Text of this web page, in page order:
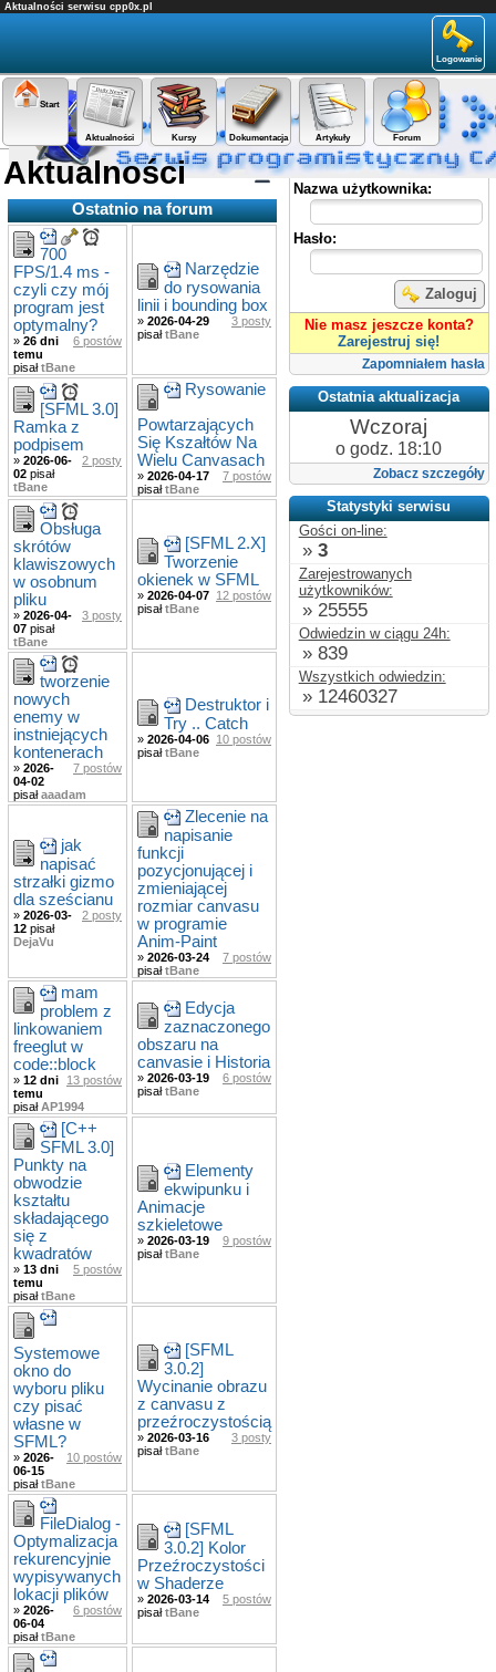
Aktualności serwisu cpp0x.pl
Logowanie
Start
Aktualności Kursy Dokumentacja Artykuły Forum
Panel użytkownika
Nazwa użytkownika:
Hasło:
Zaloguj
Nie masz jeszcze konta?
Zarejestruj się!
Zapomniałem hasła
Ostatnia aktualizacja
Wczoraj
o godz. 18:10
Zobacz szczegóły
Statystyki serwisu
Gości on-line:
» 3
Zarejestrowanych
użytkowników:
» 25555
Odwiedzin w ciągu 24h:
» 839
Wszystkich odwiedzin:
» 12460327
Aktualności
Ostatnio na forum
700
FPS/1.4 ms -
czyli czy mój
program jest
optymalny?
6 postów
» 26 dni
temu
pisałtBane
Narzędzie
do rysowania
linii i bounding box
3 posty
» 2026-04-29
pisałtBane
[SFML 3.0]
Ramka z
podpisem
2 posty
» 2026-06-
02 pisał
tBane
Rysowanie
Powtarzających
Się Kszałtów Na
Wielu Canvasach
7 postów
» 2026-04-17
pisałtBane
Obsługa
skrótów
klawiszowych
w osobnum
pliku
3 posty
» 2026-04-
07 pisał
tBane
[SFML 2.X]
Tworzenie
okienek w SFML
12 postów
» 2026-04-07
pisałtBane
tworzenie
nowych
enemy w
instniejących
kontenerach
7 postów
» 2026-
04-02
pisałaaadam
Destruktor i
Try .. Catch
10 postów
» 2026-04-06
pisałtBane
jak
napisać
strzałki gizmo
dla sześcianu
2 posty
» 2026-03-
12 pisał
DejaVu
Zlecenie na
napisanie
funkcji
pozycjonującej i
zmieniającej
rozmiar canvasu
w programie
Anim-Paint
7 postów
» 2026-03-24
pisałtBane
mam
problem z
linkowaniem
freeglut w
code::block
13 postów
» 12 dni
temu
pisałAP1994
Edycja
zaznaczonego
obszaru na
canvasie i Historia
6 postów
» 2026-03-19
pisałtBane
[C++
SFML 3.0]
Punkty na
obwodzie
kształtu
składającego
się z
kwadratów
5 postów
» 13 dni
temu
pisałtBane
Elementy
ekwipunku i
Animacje
szkieletowe
9 postów
» 2026-03-19
pisałtBane
Systemowe
okno do
wyboru pliku
czy pisać
własne w
SFML?
10 postów
» 2026-
06-15
pisałtBane
[SFML
3.0.2]
Wycinanie obrazu
z canvasu z
przeźroczystością
3 posty
» 2026-03-16
pisałtBane
FileDialog -
Optymalizacja
rekurencyjnie
wypisywanych
lokacji plików
6 postów
» 2026-
06-04
pisałtBane
[SFML
3.0.2] Kolor
Przeźroczystości
w Shaderze
5 postów
» 2026-03-14
pisałtBane